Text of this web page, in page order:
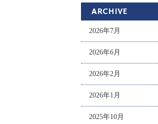
ARCHIVE
2026年7月
2026年6月
2026年2月
2026年1月
2025年10月